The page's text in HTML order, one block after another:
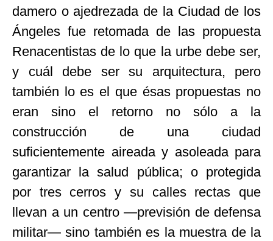
damero o ajedrezada de la Ciudad de los
Ángeles fue retomada de las propuesta
Renacentistas de lo que la urbe debe ser,
y cuál debe ser su arquitectura, pero
también lo es el que ésas propuestas no
eran sino el retorno no sólo a la
construcción de una ciudad
suficientemente aireada y asoleada para
garantizar la salud pública; o protegida
por tres cerros y su calles rectas que
llevan a un centro —previsión de defensa
militar— sino también es la muestra de la